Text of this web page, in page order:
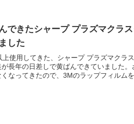
できたシャープ プラズマクラ
した
上使用してきた、シャープ プラズマクラ
が長年の日差しで黄ばんできていました。
くなってきたので、3Mのラップフィルム